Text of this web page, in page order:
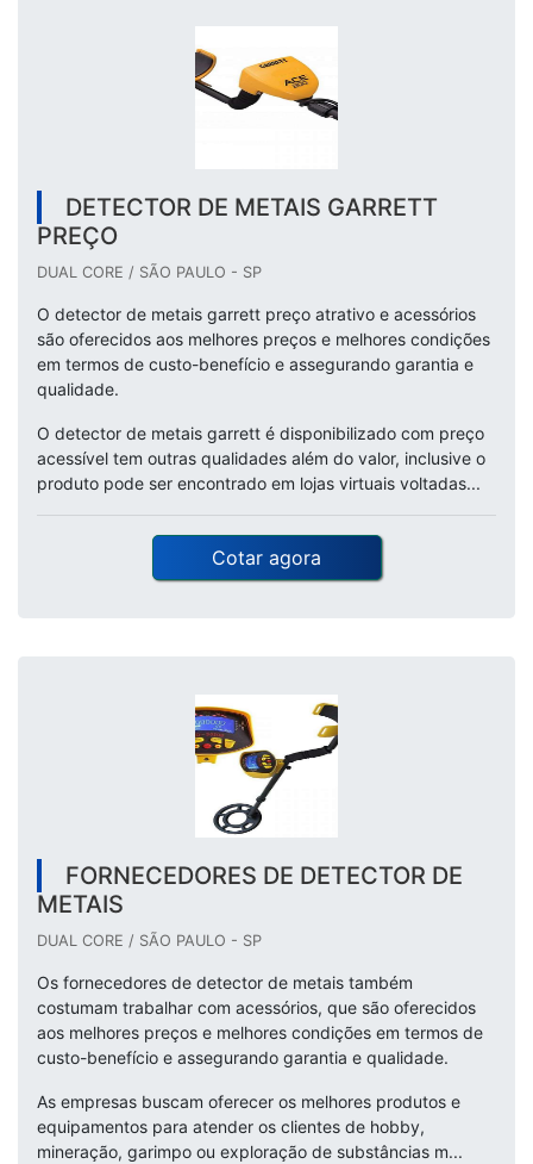
DETECTOR DE METAIS GARRETT
PREÇO
DUAL CORE / SÃO PAULO - SP
O detector de metais garrett preço atrativo e acessórios
são oferecidos aos melhores preços e melhores condições
em termos de custo-benefício e assegurando garantia e
qualidade.
O detector de metais garrett é disponibilizado com preço
acessível tem outras qualidades além do valor, inclusive o
produto pode ser encontrado em lojas virtuais voltadas...
Cotar agora
FORNECEDORES DE DETECTOR DE
METAIS
DUAL CORE / SÃO PAULO - SP
Os fornecedores de detector de metais também
costumam trabalhar com acessórios, que são oferecidos
aos melhores preços e melhores condições em termos de
custo-benefício e assegurando garantia e qualidade.
As empresas buscam oferecer os melhores produtos e
equipamentos para atender os clientes de hobby,
mineração, garimpo ou exploração de substâncias m...